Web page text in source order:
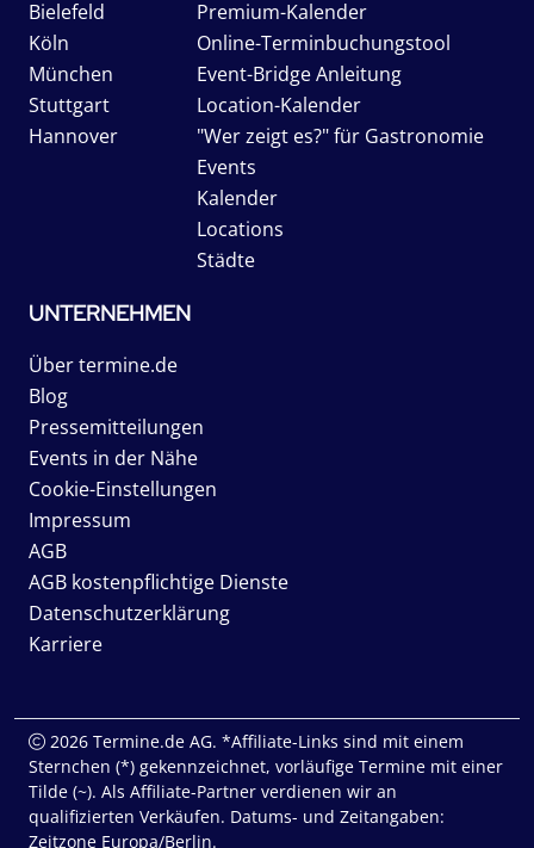
Bielefeld
Köln
München
Stuttgart
Hannover
Premium-Kalender
Online-Terminbuchungstool
Event-Bridge Anleitung
Location-Kalender
"Wer zeigt es?" für Gastronomie
Events
Kalender
Locations
Städte
UNTERNEHMEN
Über termine.de
Blog
Pressemitteilungen
Events in der Nähe
Cookie-Einstellungen
Impressum
AGB
AGB kostenpflichtige Dienste
Datenschutzerklärung
Karriere
2026 Termine.de AG. *Affiliate-Links sind mit einem
Sternchen (*) gekennzeichnet, vorläufige Termine mit einer
Tilde (~). Als Affiliate-Partner verdienen wir an
qualifizierten Verkäufen. Datums- und Zeitangaben:
Zeitzone Europa/Berlin.